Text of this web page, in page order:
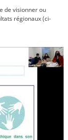
de visionner ou
régionaux (ci-